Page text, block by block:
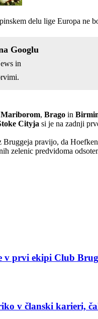
delu lige Europa ne
Googlu
in
Mariborom, Brago in
Cityja si je na zadnji
pravijo, da
zelenic predvidoma
v prvi ekipi Club
v članski karieri,